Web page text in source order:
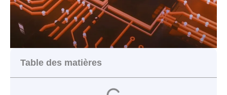
Table des matières